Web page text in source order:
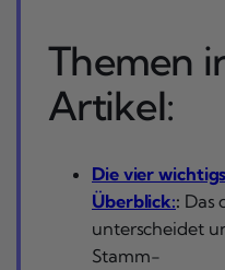
Themen
Artikel:
Die vier
Überblick:: Das
unterscheidet
Stamm-